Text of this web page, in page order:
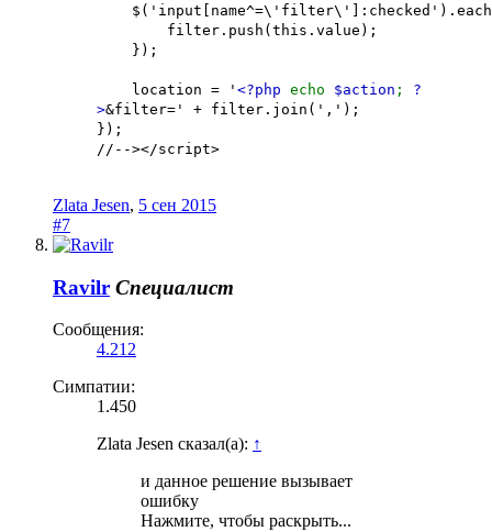
filter.push(this.value);
});
location = ' <?php echo $action ; ?
>&filter=' + filter.join(',');
});
//--></script>
Zlata Jesen, 5 сен 2015
#7
Ravilr Специалист
Сообщения:
4.212
Симпатии:
1.450
Zlata Jesen сказал(а): ↑
и данное решение вызывает
ошибку
Нажмите, чтобы раскрыть...